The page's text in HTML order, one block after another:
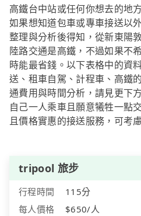
高鐵台中站或任何你想去的地
如果想知道包車或專車接送以
整理與分析後得知，從新東陽
陸路交通是高鐵，不過如果不
時能最省錢。以下表格中的資
送、租車自駕、計程車、高鐵
通費用與時間分析，請見更下
自己一人乘車且願意犧牲一點
且價格實惠的接送服務，可考
tripool 旅步
行程時間
115分
每人價格
$650/人